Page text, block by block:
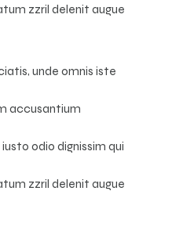
zzril delenit augue
unde omnis iste
accusantium
odio dignissim qui
zzril delenit augue